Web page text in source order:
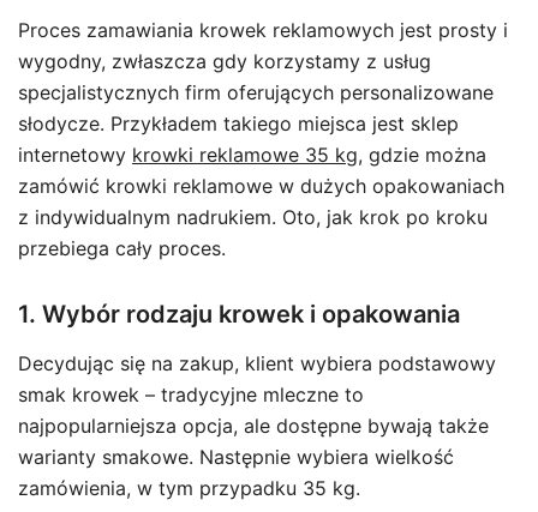
Proces zamawiania krowek reklamowych jest prosty i
wygodny, zwłaszcza gdy korzystamy z usług
specjalistycznych firm oferujących personalizowane
słodycze. Przykładem takiego miejsca jest sklep
internetowy krowki reklamowe 35 kg, gdzie można
zamówić krowki reklamowe w dużych opakowaniach
z indywidualnym nadrukiem. Oto, jak krok po kroku
przebiega cały proces.
1. Wybór rodzaju krowek i opakowania
Decydując się na zakup, klient wybiera podstawowy
smak krowek – tradycyjne mleczne to
najpopularniejsza opcja, ale dostępne bywają także
warianty smakowe. Następnie wybiera wielkość
zamówienia, w tym przypadku 35 kg.